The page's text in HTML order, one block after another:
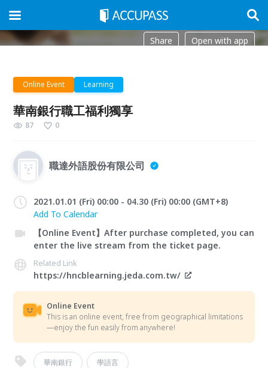
Share Open with app
Online Event Learning
華南銀行職工福利獨享
87 0
職達外語股份有限公司
2021.01.01 (Fri) 00:00 - 04.30 (Fri) 00:00 (GMT+8)
Add To Calendar
【Online Event】After purchase completed, you can
enter the live stream from the ticket page.
Related Link
https://hncblearning.jeda.com.tw/
Online Event
This is an online event, free from geographical limitations
—enjoy the fun easily from anywhere!
華南銀行 學語言